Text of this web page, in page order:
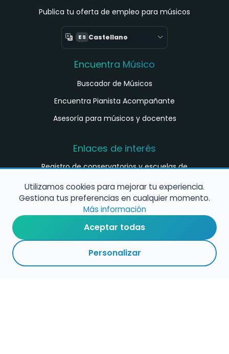
Publica tu oferta de empleo para músicos
ES Castellano
Encuentra Músico
Buscador de Músicos
Encuentra Pianista Acompañante
Asesoría para músicos y docentes
Enlaces de interés
Registro de conservatorios y escuelas de
Configura alertas de empleo
Contacta con nosotros
Utilizamos cookies para mejorar tu experiencia.
Gestiona tus preferencias en cualquier momento.
Más información
Aceptar todas
Personalizar